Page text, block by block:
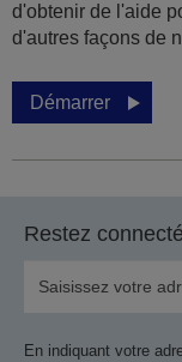
d'obtenir de l'aide
d'autres façons de
Démarrer
Restez
En indiquant votre